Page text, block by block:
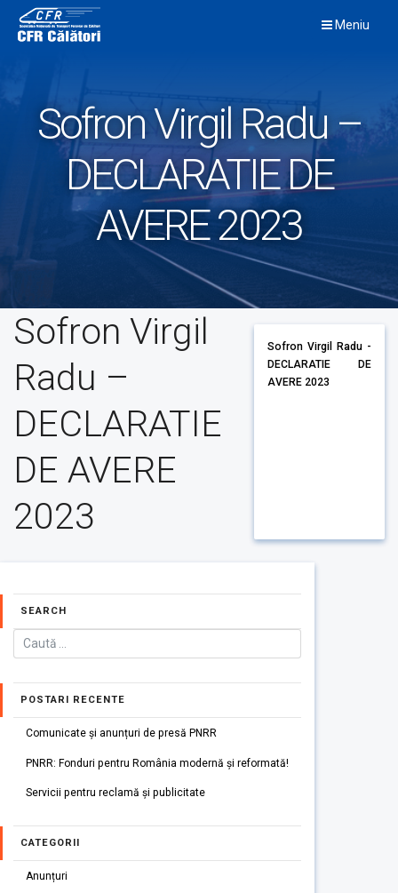
content
Meniu
Sofron Virgil Radu –
DECLARATIE DE
AVERE 2023
Sofron Virgil
Radu –
DECLARATIE
DE AVERE
2023
Sofron Virgil Radu -
DECLARATIE DE
AVERE 2023
SEARCH
POSTARI RECENTE
Comunicate și anunțuri de presă PNRR
PNRR: Fonduri pentru România modernă și reformată!
Servicii pentru reclamă și publicitate
CATEGORII
Anunțuri